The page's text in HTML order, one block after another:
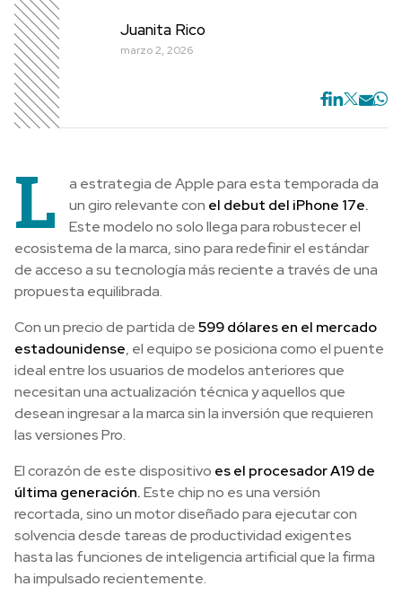
Juanita Rico
marzo 2, 2026
L
a estrategia de Apple para esta temporada da
un giro relevante con el debut del iPhone 17e.
Este modelo no solo llega para robustecer el
ecosistema de la marca, sino para redefinir el estándar
de acceso a su tecnología más reciente a través de una
propuesta equilibrada.
Con un precio de partida de599 dólares en el mercado
estadounidense, el equipo se posiciona como el puente
ideal entre los usuarios de modelos anteriores que
necesitan una actualización técnica y aquellos que
desean ingresar a la marca sin la inversión que requieren
las versiones Pro.
El corazón de este dispositivo es el procesador A19 de
última generación.Este chip no es una versión
recortada, sino un motor diseñado para ejecutar con
solvencia desde tareas de productividad exigentes
hasta las funciones de inteligencia artificial que la firma
ha impulsado recientemente.